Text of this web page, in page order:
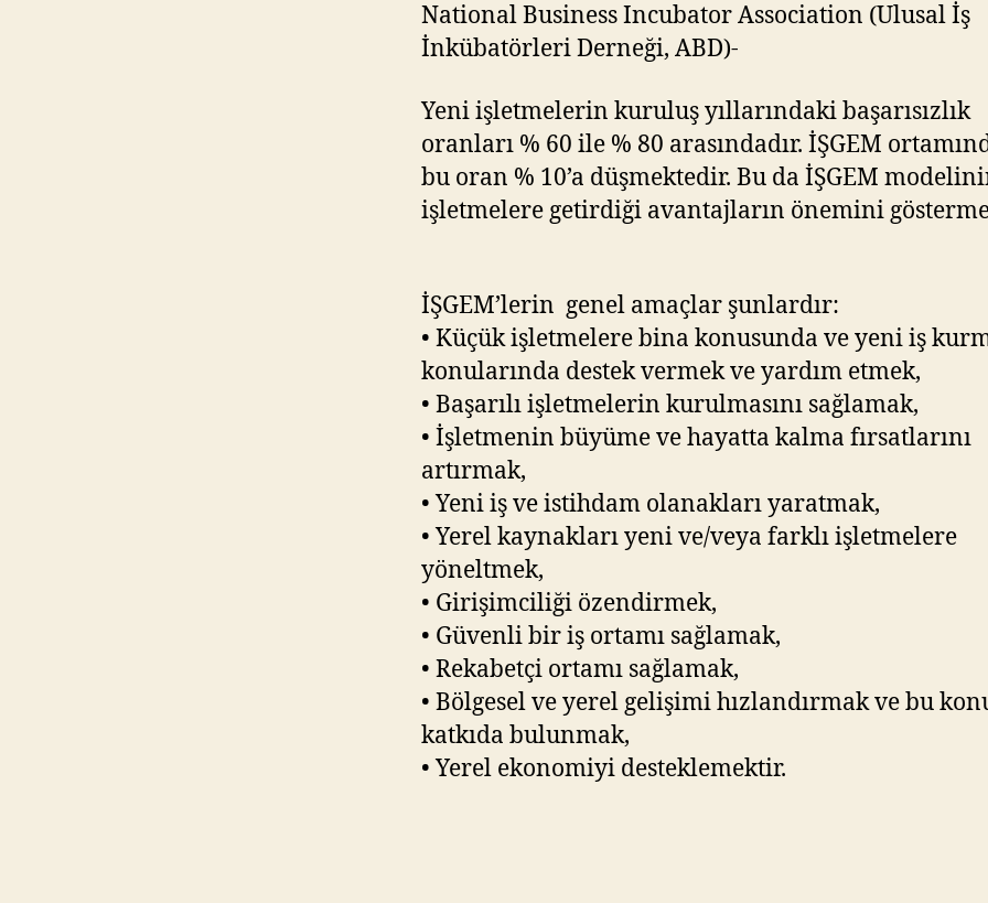
National Business Incubator Association (Ulusal İş
İnkübatörleri Derneği, ABD)-
Yeni işletmelerin kuruluş yıllarındaki başarısızlık
oranları % 60 ile % 80 arasındadır. İŞGEM
bu oran % 10’a düşmektedir. Bu da İŞGEM
işletmelere getirdiği avantajların önemini
İŞGEM’lerin genel amaçlar şunlardır:
• Küçük işletmelere bina konusunda ve yeni iş
konularında destek vermek ve yardım etmek,
• Başarılı işletmelerin kurulmasını sağlamak,
• İşletmenin büyüme ve hayatta kalma fırsatlarını
artırmak,
• Yeni iş ve istihdam olanakları yaratmak,
• Yerel kaynakları yeni ve/veya farklı işletmelere
yöneltmek,
• Girişimciliği özendirmek,
• Güvenli bir iş ortamı sağlamak,
• Rekabetçi ortamı sağlamak,
• Bölgesel ve yerel gelişimi hızlandırmak ve bu
katkıda bulunmak,
• Yerel ekonomiyi desteklemektir.